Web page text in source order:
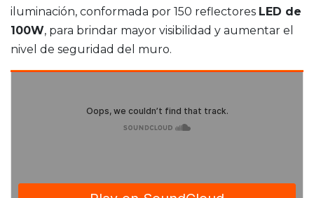
iluminación, conformada por 150 reflectores LED de
100W, para brindar mayor visibilidad y aumentar el
nivel de seguridad del muro.